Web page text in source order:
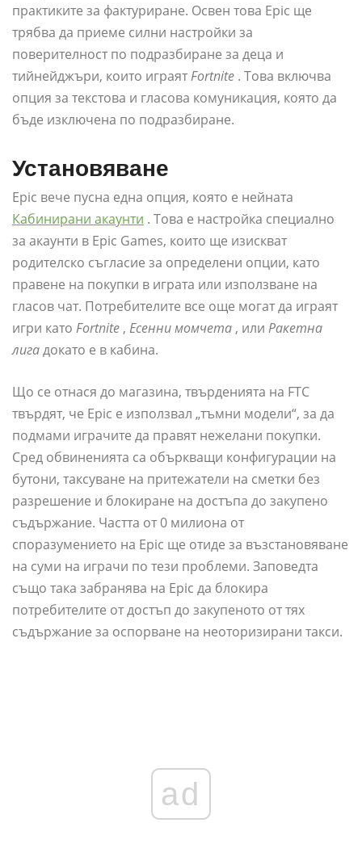
практиките за фактуриране. Освен това Epic ще
трябва да приеме силни настройки за
поверителност по подразбиране за деца и
тийнейджъри, които играятFortnite . Това включва
опция за текстова и гласова комуникация, която да
бъде изключена по подразбиране.
Установяване
Epic вече пусна една опция, която е нейната
Кабинирани акаунти . Това е настройка специално
за акаунти в Epic Games, които ще изискват
родителско съгласие за определени опции, като
правене на покупки в играта или използване на
гласов чат. Потребителите все още могат да играят
игри като Fortnite , Есенни момчета , или Ракетна
лигадокато е в кабина.
Що се отнася до магазина, твърденията на FTC
твърдят, че Epic е използвал „тъмни модели“, за да
подмами играчите да правят нежелани покупки.
Сред обвиненията са объркващи конфигурации на
бутони, таксуване на притежатели на сметки без
разрешение и блокиране на достъпа до закупено
съдържание. Частта от 0 милиона от
споразумението на Epic ще отиде за възстановяване
на суми на играчи по тези проблеми. Заповедта
също така забранява на Epic да блокира
потребителите от достъп до закупеното от тях
съдържание за оспорване на неоторизирани такси.
ad